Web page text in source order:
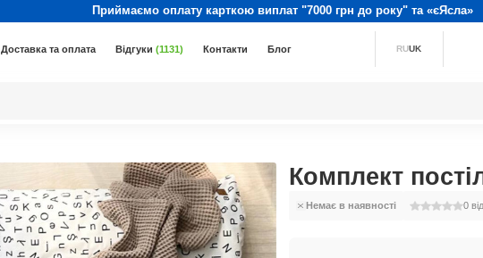
Приймаємо оплату карткою виплат "7000 грн до року" та «єЯсла»
Доставка та оплата Відгуки(1131) Контакти Блог RUUK
Комплект
Немає в наявності 0